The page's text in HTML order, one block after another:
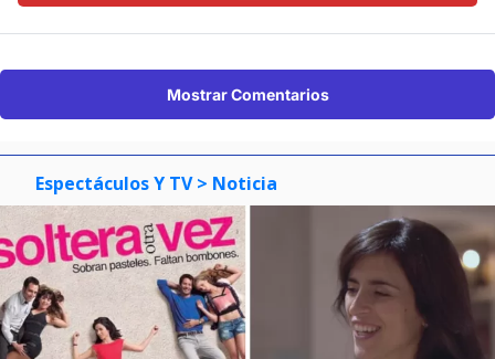
Mostrar Comentarios
Espectáculos Y TV > Noticia